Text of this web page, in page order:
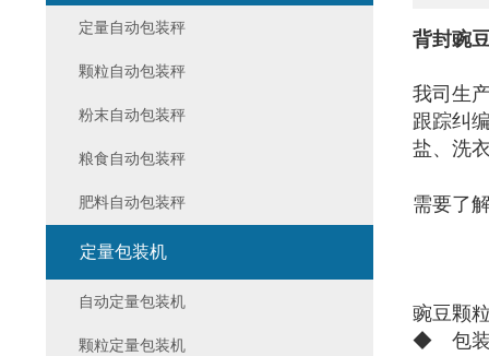
背封豌
我司生
跟踪纠
盐、洗
需要了
豌豆颗
◆ 包装
定量自动包装秤
颗粒自动包装秤
粉末自动包装秤
粮食自动包装秤
肥料自动包装秤
定量包装机
自动定量包装机
颗粒定量包装机